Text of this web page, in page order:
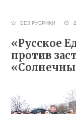
БЕЗ РУБРИКИ
«Русское
против